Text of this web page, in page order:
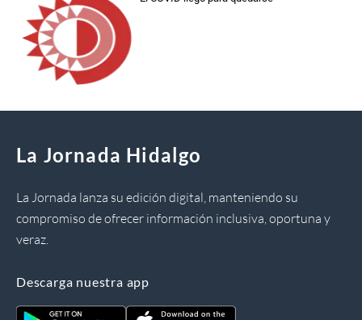
La Jornada Hidalgo
La Jornada lanza su edición digital, manteniendo su
compromiso de ofrecer información inclusiva, oportuna y
veraz.
Descarga nuestra app